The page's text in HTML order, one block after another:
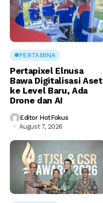
PERTAMINA
Pertapixel Elnusa
Bawa Digitalisasi Aset
ke Level Baru, Ada
Drone dan AI
Editor HotFokus
August 7, 2026